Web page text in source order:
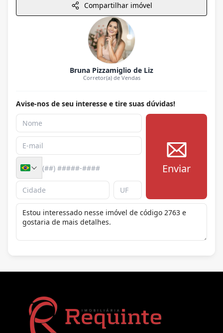
Compartilhar imóvel
Bruna Pizzamiglio de Liz
Corretor(a) de Vendas
Avise-nos de seu interesse e tire suas dúvidas!
Enviar